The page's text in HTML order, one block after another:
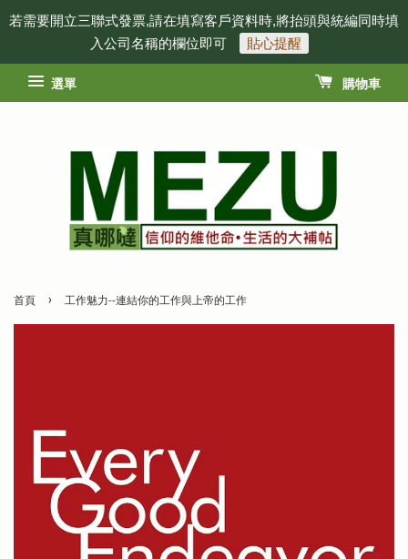
若需要開立三聯式發票,請在填寫客戶資料時,將抬頭與統編同時填
入公司名稱的欄位即可
貼心提醒
選單 購物車
首頁 › 工作魅力--連結你的工作與上帝的工作